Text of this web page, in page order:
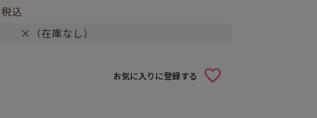
税込
×（在庫なし）
お気に入りに登録する